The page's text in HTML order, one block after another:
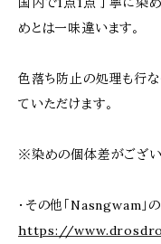
めとは一味違います。
色落ち防止の処理も行な
ていただけます。
※染めの個体差がござい
・その他「Nasngwam」
https://